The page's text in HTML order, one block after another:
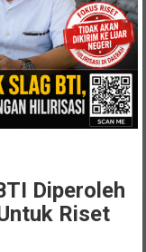
Diperoleh
Riset